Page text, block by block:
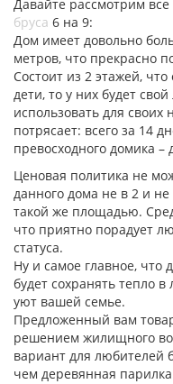
Давайте рассмотрим
бруса 6 на 9:
Дом имеет довольно
метров, что прекрасно
Состоит из 2 этажей,
дети, то у них будет
использовать для своих
потрясает: всего за 14
превосходного домика
Ценовая политика не
данного дома не в 2 и
такой же площадью.
что приятно порадует
статуса.
Ну и самое главное, что
будет сохранять тепло
уют вашей семье.
Предложенный вам
решением жилищного
вариант для любителей
чем деревянная